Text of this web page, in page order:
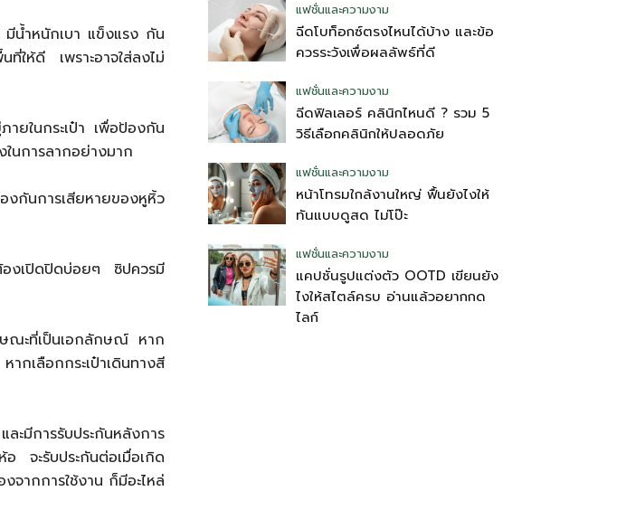
มีน้ำหนักเบา แข็งแรง กัน
ให้ดี เพราะอาจใส่ลงไม่
ยในกระเป๋า เพื่อป้องกัน
ในการลากอย่างมาก
กันการเสียหายของหูหิ้ว
องเปิดปิดบ่อยๆ ซิปควรมี
ะที่เป็นเอกลักษณ์ หาก
ากเลือกกระเป๋าเดินทางสี
ละมีการรับประกันหลังการ
จะรับประกันต่อเมื่อเกิด
จากการใช้งาน ก็มีอะไหล่
แฟชั่นและความงาม
ฉีดโบท็อกซ์ตรงไหนได้บ้าง และข้อ
ควรระวังเพื่อผลลัพธ์ที่ดี
แฟชั่นและความงาม
ฉีดฟิลเลอร์ คลินิกไหนดี ? รวม 5
วิธีเลือกคลินิกให้ปลอดภัย
แฟชั่นและความงาม
หน้าโทรมใกล้งานใหญ่ ฟื้นยังไงให้
ทันแบบดูสด ไม่โป๊ะ
แฟชั่นและความงาม
แคปชั่นรูปแต่งตัว OOTD เขียนยัง
ไงให้สไตล์ครบ อ่านแล้วอยากกด
ไลก์